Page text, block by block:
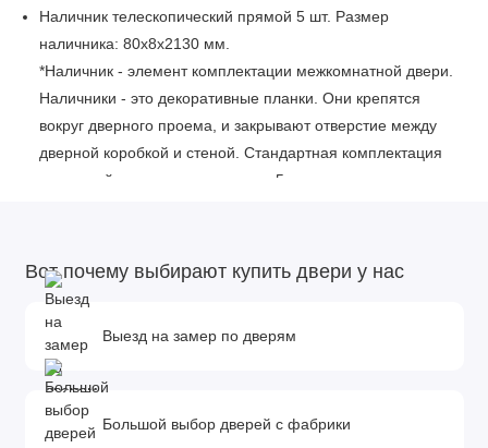
Наличник телескопический прямой 5 шт. Размер
наличника: 80x8x2130 мм.
*Наличник - элемент комплектации межкомнатной двери.
Наличники - это декоративные планки. Они крепятся
вокруг дверного проема, и закрывают отверстие между
дверной коробкой и стеной. Стандартная комплектация
для одной двери с двух сторон - 5 шт.
наполнитель.
Толщина полотна: 36 мм.
Фурнитура и доборы в комплект не входят.
Доборы, которыми можно укомплектовать дверь:
Вот почему выбирают купить двери у нас
Выезд на замер по дверям
Большой выбор дверей с фабрики